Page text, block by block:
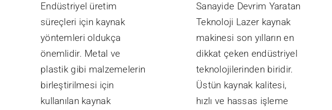
Endüstriyel üretim
süreçleri için kaynak
yöntemleri oldukça
önemlidir. Metal ve
plastik gibi malzemelerin
birleştirilmesi için
kullanılan kaynak
Sanayide Devrim Yaratan
Teknoloji Lazer kaynak
makinesi son yılların en
dikkat çeken endüstriyel
teknolojilerinden biridir.
Üstün kaynak kalitesi,
hızlı ve hassas işleme